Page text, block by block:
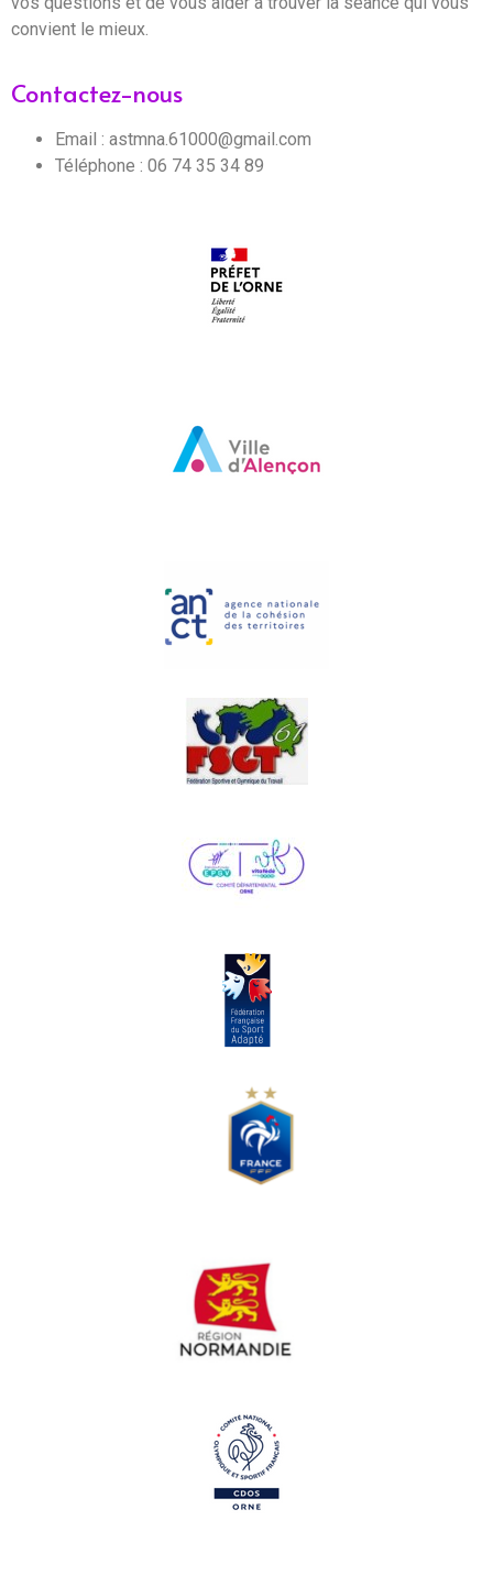
convient le mieux.
Contactez-nous
Email : astmna.61000@gmail.com
Téléphone : 06 74 35 34 89